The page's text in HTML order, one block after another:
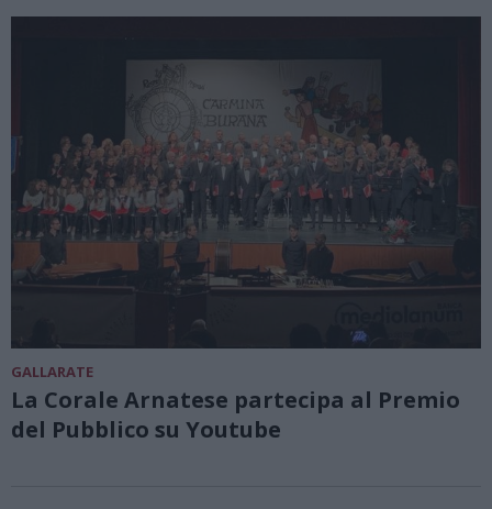
GALLARATE
La Corale Arnatese partecipa al Premio
del Pubblico su Youtube